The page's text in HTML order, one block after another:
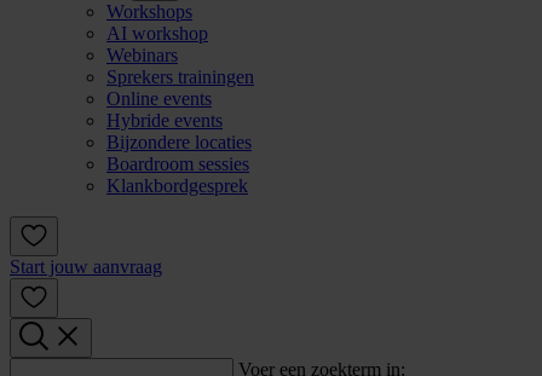
Workshops
AI workshop
Webinars
Sprekers trainingen
Online events
Hybride events
Bijzondere locaties
Boardroom sessies
Klankbordgesprek
Start jouw aanvraag
Voer een zoekterm in: